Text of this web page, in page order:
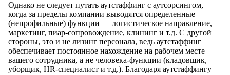
Однако не следует путать аутстаффинг с аутсорсингом,
когда за пределы компании выводятся определенные
(непрофильные) функции — логистическое направление,
маркетинг, пиар-сопровождение, клининг и т.д. С другой
стороны, это и не лизинг персонала, ведь аутстаффинг
обеспечивает постоянное нахождение на рабочем месте
вашего сотрудника, а не человека-функции (кладовщик,
уборщик, HR-специалист и т.д.). Благодаря аутстаффингу